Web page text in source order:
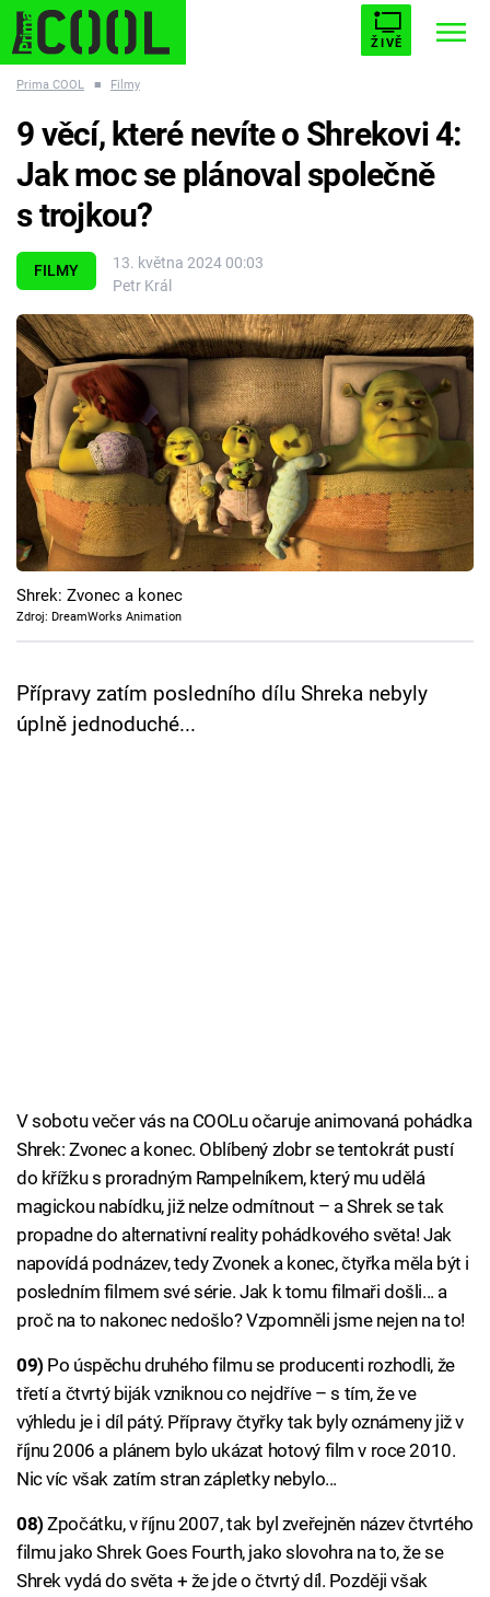
ŽIVĚ
ESCAPE PLNEJ KOTEL AVENGERS 5
Témata
Filmy
Seriály
Hry
Cool Esport
Pořady
TV Program
Přihlášení
Prima COOL ■ Filmy
FILMY
13. května 2024 00:03
Petr Král
9 věcí, které nevíte o Shrekovi 4:
Jak moc se plánoval společně
s trojkou?
Shrek: Zvonec a konec
Zdroj: DreamWorks Animation
Přípravy zatím posledního dílu Shreka nebyly
úplně jednoduché...
V sobotu večer vás na COOLu očaruje animovaná pohádka
Shrek: Zvonec a konec. Oblíbený zlobr se tentokrát pustí
do křížku s proradným Rampelníkem, který mu udělá
magickou nabídku, již nelze odmítnout – a Shrek se tak
propadne do alternativní reality pohádkového světa! Jak
napovídá podnázev, tedy Zvonek a konec, čtyřka měla být i
posledním filmem své série. Jak k tomu filmaři došli... a
proč na to nakonec nedošlo? Vzpomněli jsme nejen na to!
09) Po úspěchu druhého filmu se producenti rozhodli, že
třetí a čtvrtý biják vzniknou co nejdříve – s tím, že ve
výhledu je i díl pátý. Přípravy čtyřky tak byly oznámeny již v
říjnu 2006 a plánem bylo ukázat hotový film v roce 2010.
Nic víc však zatím stran zápletky nebylo...
08) Zpočátku, v říjnu 2007, tak byl zveřejněn název čtvrtého
filmu jako Shrek Goes Fourth, jako slovohra na to, že se
Shrek vydá do světa + že jde o čtvrtý díl. Později však